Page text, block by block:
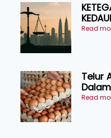
Read
Telur
Read